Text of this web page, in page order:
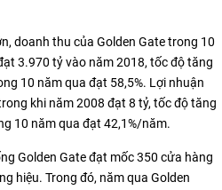
doanh thu của Golden Gate trong 10
3.970 tỷ vào năm 2018, tốc độ tăng
10 năm qua đạt 58,5%. Lợi nhuận
khi năm 2008 đạt 8 tỷ, tốc độ tăng
10 năm qua đạt 42,1%/năm.
Golden Gate đạt mốc 350 cửa hàng
hiệu. Trong đó, năm qua Golden